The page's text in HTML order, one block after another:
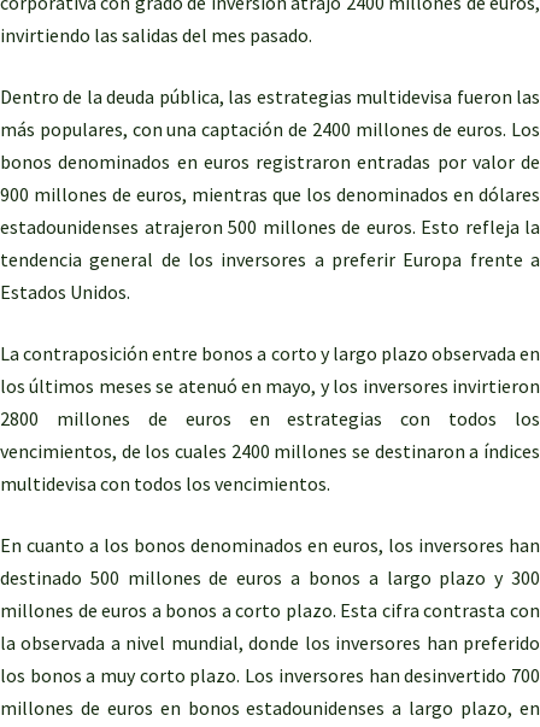
invirtiendo las salidas del mes pasado.
Dentro de la deuda pública, las estrategias multidevisa fueron las
más populares, con una captación de 2400 millones de euros. Los
bonos denominados en euros registraron entradas por valor de
900 millones de euros, mientras que los denominados en dólares
estadounidenses atrajeron 500 millones de euros. Esto refleja la
tendencia general de los inversores a preferir Europa frente a
Estados Unidos.
La contraposición entre bonos a corto y largo plazo observada en
los últimos meses se atenuó en mayo, y los inversores invirtieron
2800 millones de euros en estrategias con todos los
vencimientos, de los cuales 2400 millones se destinaron a índices
multidevisa con todos los vencimientos.
En cuanto a los bonos denominados en euros, los inversores han
destinado 500 millones de euros a bonos a largo plazo y 300
millones de euros a bonos a corto plazo. Esta cifra contrasta con
la observada a nivel mundial, donde los inversores han preferido
los bonos a muy corto plazo. Los inversores han desinvertido 700
millones de euros en bonos estadounidenses a largo plazo, en